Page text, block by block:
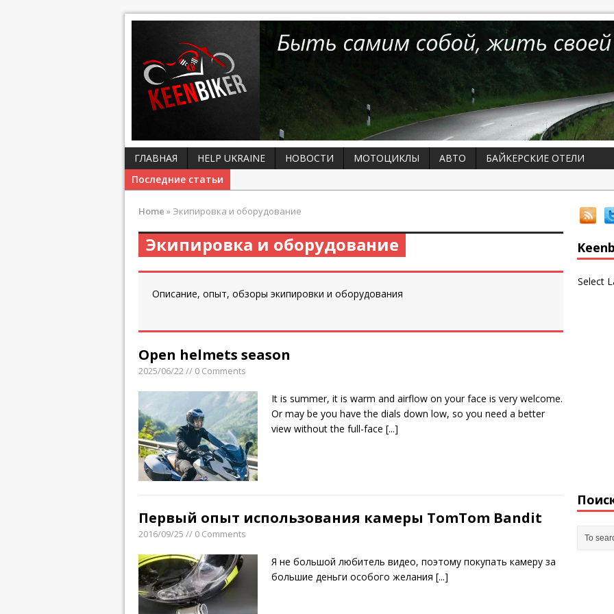
ГЛАВНАЯ HELP UKRAINE НОВОСТИ МОТОЦИКЛЫ АВТО
БАЙКЕРСКИЕ ОТЕЛИ
Последние статьи
Home » Экипировка и оборудование
Экипировка и оборудование
Описание, опыт, обзоры экипировки и оборудования
Open helmets season
2025/06/22 // 0 Comments
It is summer, it is warm and airflow on your face is very welcome.
Or may be you have the dials down low, so you need a better
view without the full-face [...]
Первый опыт использования камеры TomTom Bandit
2016/09/25 // 0 Comments
Я не большой любитель видео, поэтому покупать камеру за
большие деньги особого желания [...]
Select